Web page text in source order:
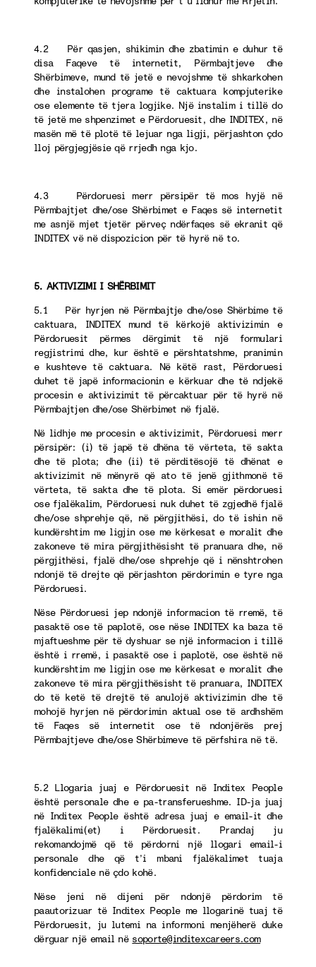
4.2 Për qasjen, shikimin dhe zbatimin e duhur të
disa Faqeve të internetit, Përmbajtjeve dhe
Shërbimeve, mund të jetë e nevojshme të shkarkohen
dhe instalohen programe të caktuara kompjuterike
ose elemente të tjera logjike. Një instalim i tillë do
të jetë me shpenzimet e Përdoruesit, dhe INDITEX, në
masën më të plotë të lejuar nga ligji, përjashton çdo
lloj përgjegjësie që rrjedh nga kjo.
4.3 Përdoruesi merr përsipër të mos hyjë në
Përmbajtjet dhe/ose Shërbimet e Faqes së internetit
me asnjë mjet tjetër përveç ndërfaqes së ekranit që
INDITEX vë në dispozicion për të hyrë në to.
5. AKTIVIZIMI I SHËRBIMIT
5.1 Për hyrjen në Përmbajtje dhe/ose Shërbime të
caktuara, INDITEX mund të kërkojë aktivizimin e
Përdoruesit përmes dërgimit të një formulari
regjistrimi dhe, kur është e përshtatshme, pranimin
e kushteve të caktuara. Në këtë rast, Përdoruesi
duhet të japë informacionin e kërkuar dhe të ndjekë
procesin e aktivizimit të përcaktuar për të hyrë në
Përmbajtjen dhe/ose Shërbimet në fjalë.
Në lidhje me procesin e aktivizimit, Përdoruesi merr
përsipër: (i) të japë të dhëna të vërteta, të sakta
dhe të plota; dhe (ii) të përditësojë të dhënat e
aktivizimit në mënyrë që ato të jenë gjithmonë të
vërteta, të sakta dhe të plota. Si emër përdoruesi
ose fjalëkalim, Përdoruesi nuk duhet të zgjedhë fjalë
dhe/ose shprehje që, në përgjithësi, do të ishin në
kundërshtim me ligjin ose me kërkesat e moralit dhe
zakoneve të mira përgjithësisht të pranuara dhe, në
përgjithësi, fjalë dhe/ose shprehje që i nënshtrohen
ndonjë të drejte që përjashton përdorimin e tyre nga
Përdoruesi.
Nëse Përdoruesi jep ndonjë informacion të rremë, të
pasaktë ose të paplotë, ose nëse INDITEX ka baza të
mjaftueshme për të dyshuar se një informacion i tillë
është i rremë, i pasaktë ose i paplotë, ose është në
kundërshtim me ligjin ose me kërkesat e moralit dhe
zakoneve të mira përgjithësisht të pranuara, INDITEX
do të ketë të drejtë të anulojë aktivizimin dhe të
mohojë hyrjen në përdorimin aktual ose të ardhshëm
të Faqes së internetit ose të ndonjërës prej
Përmbajtjeve dhe/ose Shërbimeve të përfshira në të.
5.2 Llogaria juaj e Përdoruesit në Inditex People
është personale dhe e pa-transferueshme. ID-ja juaj
në Inditex People është adresa juaj e email-it dhe
fjalëkalimi(et) i Përdoruesit. Prandaj ju
rekomandojmë që të përdorni një llogari email-i
personale dhe që t’i mbani fjalëkalimet tuaja
konfidenciale në çdo kohë.
Nëse jeni në dijeni për ndonjë përdorim të
paautorizuar të Inditex People me llogarinë tuaj të
Përdoruesit, ju lutemi na informoni menjëherë duke
dërguar një email në soporte@inditexcareers.com